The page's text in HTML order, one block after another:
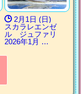
2月1日 (日)
スカラレエンゼ
ル ジュファリ
2026年1月 …